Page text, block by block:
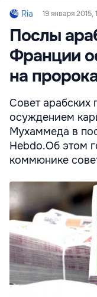
Ria 19 января 2015,
Послы
Франции
на
Совет арабских
осуждением
Мухаммеда в
Hebdo.Об этом
коммюнике